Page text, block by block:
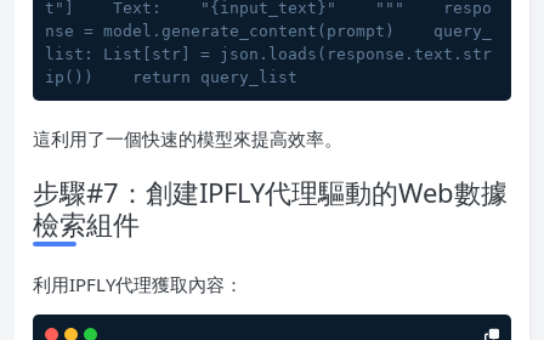
t"]    Text:    "{input_text}"    """    respo
nse = model.generate_content(prompt)    query_
list: List[str] = json.loads(response.text.str
ip())    return query_list
這利用了一個快速的模型來提高效率。
步驟#7：創建IPFLY代理驅動的Web數據
檢索組件
利用IPFLY代理獲取內容：